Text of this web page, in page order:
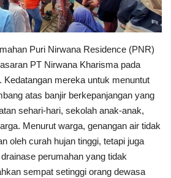
Puri Nirwana Residence (PNR)
PT Nirwana Kharisma pada
Kedatangan mereka untuk menuntut
atas banjir berkepanjangan yang
sehari-hari, sekolah anak-anak,
Menurut warga, genangan air tidak
oleh curah hujan tinggi, tetapi juga
perumahan yang tidak
sempat setinggi orang dewasa